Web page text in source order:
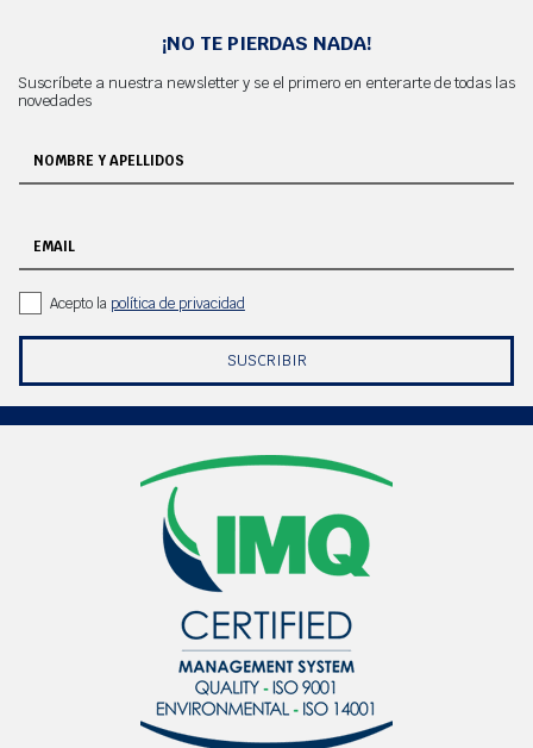
¡NO TE PIERDAS NADA!
Suscríbete a nuestra newsletter y se el primero en enterarte de todas las
novedades
NOMBRE Y APELLIDOS
EMAIL
Acepto la política de privacidad
SUSCRIBIR